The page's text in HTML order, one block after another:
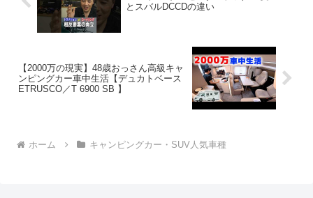
とスバルDCCDの違い
【2000万の現実】48歳おっさん高級キャ
ンピングカー車中生活【デュカトベース
ETRUSCO／T 6900 SB 】
ホーム キャンピングカー・SUV人気車種